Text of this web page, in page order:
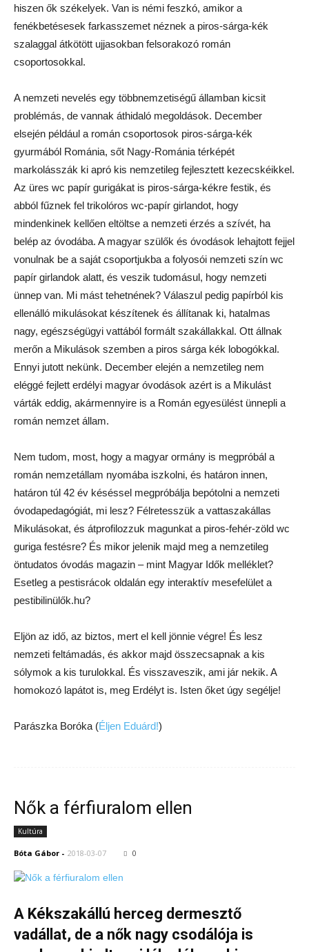
hiszen ők székelyek. Van is némi feszkó, amikor a
fenékbetésesek farkasszemet néznek a piros-sárga-kék
szalaggal átkötött ujjasokban felsorakozó román
csoportosokkal.
A nemzeti nevelés egy többnemzetiségű államban kicsit
problémás, de vannak áthidaló megoldások. December
elsején például a román csoportosok piros-sárga-kék
gyurmából Románia, sőt Nagy-Románia térképét
markolásszák ki apró kis nemzetileg fejlesztett kezecskéikkel.
Az üres wc papír gurigákat is piros-sárga-kékre festik, és
abból fűznek fel trikolóros wc-papír girlandot, hogy
mindenkinek kellően eltöltse a nemzeti érzés a szívét, ha
belép az óvodába. A magyar szülők és óvodások lehajtott fejjel
vonulnak be a saját csoportjukba a folyosói nemzeti szín wc
papír girlandok alatt, és veszik tudomásul, hogy nemzeti
ünnep van. Mi mást tehetnének? Válaszul pedig papírból kis
ellenálló mikulásokat készítenek és állítanak ki, hatalmas
nagy, egészségügyi vattából formált szakállakkal. Ott állnak
merőn a Mikulások szemben a piros sárga kék lobogókkal.
Ennyi jutott nekünk. December elején a nemzetileg nem
eléggé fejlett erdélyi magyar óvodások azért is a Mikulást
várták eddig, akármennyire is a Román egyesülést ünnepli a
román nemzet állam.
Nem tudom, most, hogy a magyar ormány is megpróbál a
román nemzetállam nyomába iszkolni, és határon innen,
határon túl 42 év késéssel megpróbálja bepótolni a nemzeti
óvodapedagógiát, mi lesz? Félretesszük a vattaszakállas
Mikulásokat, és átprofilozzuk magunkat a piros-fehér-zöld wc
guriga festésre? És mikor jelenik majd meg a nemzetileg
öntudatos óvodás magazin – mint Magyar Idők melléklet?
Esetleg a pestisrácok oldalán egy interaktív mesefelület a
pestibilinülők.hu?
Eljön az idő, az biztos, mert el kell jönnie végre! És lesz
nemzeti feltámadás, és akkor majd összecsapnak a kis
sólymok a kis turulokkal. És visszaveszik, ami jár nekik. A
homokozó lapátot is, meg Erdélyt is. Isten őket úgy segélje!
Parászka Boróka (Éljen Eduárd!)
Nők a férfiuralom ellen
Kultúra
Bóta Gábor - 2018-03-07 0
A Kékszakállú herceg dermesztő
vadállat, de a nők nagy csodálója is